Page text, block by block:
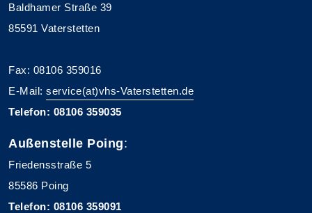
Baldhamer Straße 39
85591 Vaterstetten
Fax: 08106 359016
E-Mail: service(at)vhs-Vaterstetten.de
Telefon: 08106 359035
Außenstelle Poing:
Friedensstraße 5
85586 Poing
Telefon: 08106 359091